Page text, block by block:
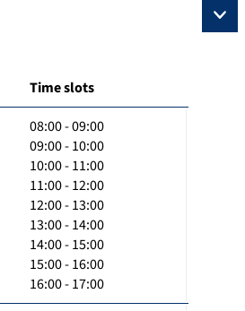
Time slots
08:00 - 09:00
09:00 - 10:00
10:00 - 11:00
11:00 - 12:00
12:00 - 13:00
13:00 - 14:00
14:00 - 15:00
15:00 - 16:00
16:00 - 17:00